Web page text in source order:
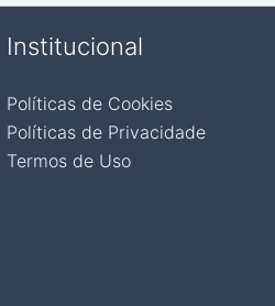
Institucional
Políticas de Cookies
Políticas de Privacidade
Termos de Uso